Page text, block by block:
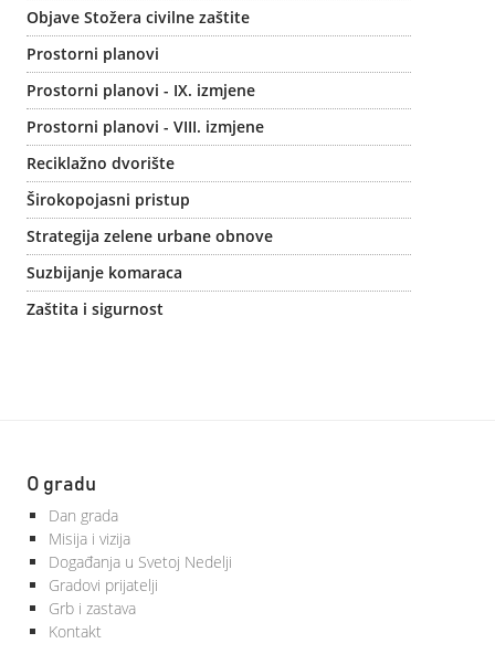
Objave Stožera civilne zaštite
Prostorni planovi
Prostorni planovi - IX. izmjene
Prostorni planovi - VIII. izmjene
Reciklažno dvorište
Širokopojasni pristup
Strategija zelene urbane obnove
Suzbijanje komaraca
Zaštita i sigurnost
O gradu
Dan grada
Misija i vizija
Događanja u Svetoj Nedelji
Gradovi prijatelji
Grb i zastava
Kontakt